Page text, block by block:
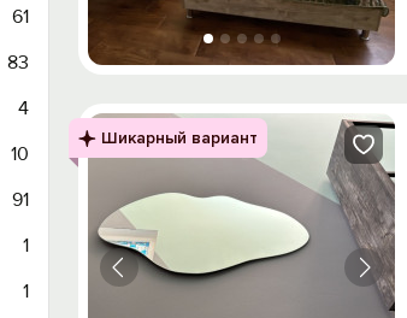
61
83
4
10
91
1
1
Шикарный вариант